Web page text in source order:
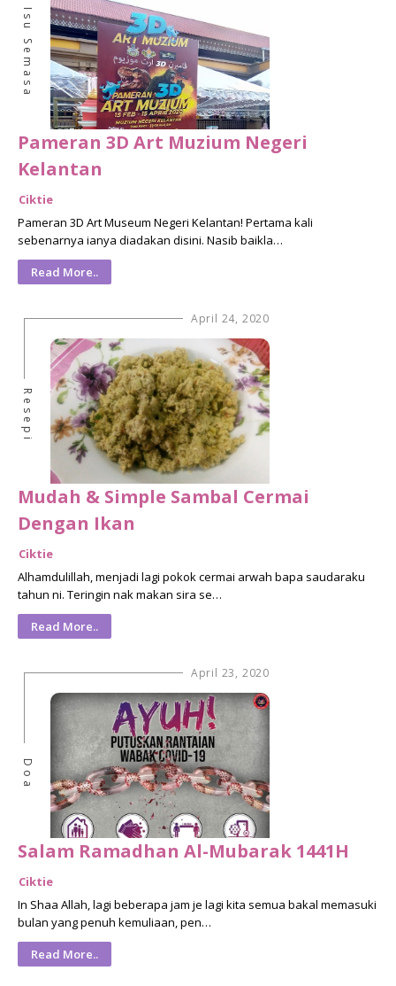
Isu Semasa
Pameran 3D Art Muzium Negeri
Kelantan
Ciktie
Pameran 3D Art Museum Negeri Kelantan! Pertama kali
sebenarnya ianya diadakan disini. Nasib baikla…
Read More..
April 24, 2020
Resepi
Mudah & Simple Sambal Cermai
Dengan Ikan
Ciktie
Alhamdulillah, menjadi lagi pokok cermai arwah bapa saudaraku
tahun ni. Teringin nak makan sira se…
Read More..
April 23, 2020
Doa
Salam Ramadhan Al-Mubarak 1441H
Ciktie
In Shaa Allah, lagi beberapa jam je lagi kita semua bakal memasuki
bulan yang penuh kemuliaan, pen…
Read More..